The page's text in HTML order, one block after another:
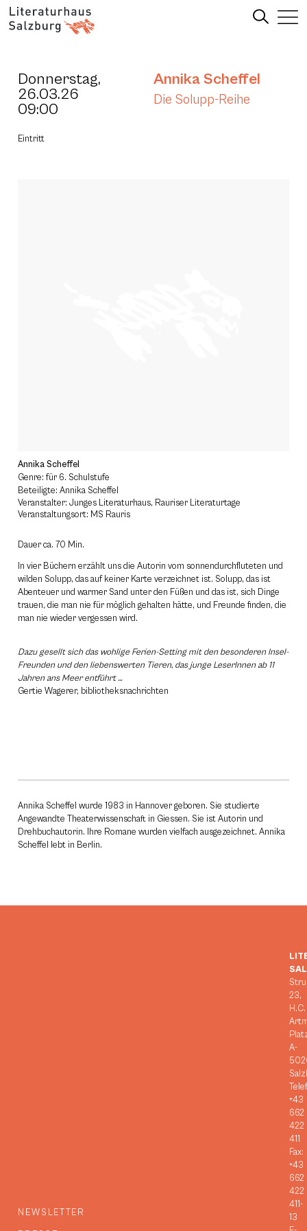
Donnerstag,
26.03.26
09:00
Annika Scheffel
Die Solupp-Reihe
Eintritt
Annika Scheffel
Genre: für 6. Schulstufe
Beteiligte: Annika Scheffel
Veranstalter: Junges Literaturhaus, Rauriser Literaturtage
Veranstaltungsort: MS Rauris
Dauer ca. 70 Min.
In vier Büchern erzählt uns die Autorin vom sonnendurchfluteten und
wilden Solupp, das auf keiner Karte verzeichnet ist. Solupp, das ist
Abenteuer und warmer Sand unter den Füßen und das ist, sich Dinge
trauen, die man nie für möglich gehalten hätte, und Freunde finden, die
man nie wieder vergessen wird.
Dazu gesellt sich das wohlige Ferien-Setting mit den besonderen Insel-
Freunden und den liebenswerten Tieren, das junge LeserInnen ab 11
Jahren ans Meer entführt …
Gertie Wagerer, bibliotheksnachrichten
Annika Scheffel wurde 1983 in Hannover geboren. Sie studierte
Angewandte Theaterwissenschaft in Giessen. Sie ist Autorin und
Drehbuchautorin. Ihre Romane wurden vielfach ausgezeichnet. Annika
Scheffel lebt in Berlin.
NEWSLETTER
23,
H.C.
A-
+43
662
422
411
Fax:
+43
662
422
411-
13